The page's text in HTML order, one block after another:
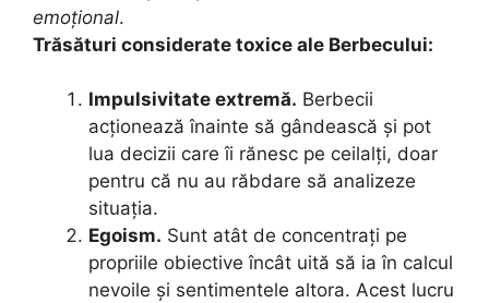
emoțional.
Trăsături considerate toxice ale Berbecului:
Impulsivitate extremă. Berbecii
acționează înainte să gândească și pot
lua decizii care îi rănesc pe ceilalți, doar
pentru că nu au răbdare să analizeze
situația.
Egoism. Sunt atât de concentrați pe
propriile obiective încât uită să ia în calcul
nevoile și sentimentele altora. Acest lucru